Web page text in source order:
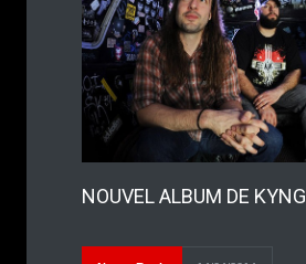
NOUVEL ALBUM DE KYNG